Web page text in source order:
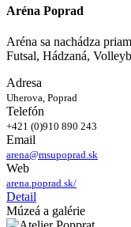
Aréna Poprad
Aréna sa nachádza
Futsal, Hádzaná,
Adresa
Uherova, Poprad
Telefón
+421 (0)910 890 243
Email
arena@msupoprad.sk
Web
arena.poprad.sk/
Detail
Múzeá a galérie